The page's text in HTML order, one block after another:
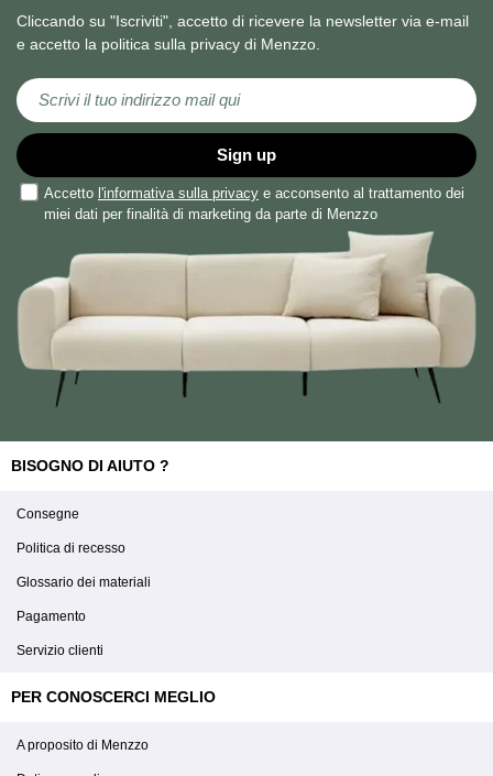
Cliccando su "Iscriviti", accetto di ricevere la newsletter via e-mail
e accetto la politica sulla privacy di Menzzo.
Iscriviti alla nostra Newsletter:
Sign up
Accetto l'informativa sulla privacy e acconsento al trattamento dei
miei dati per finalità di marketing da parte di Menzzo
BISOGNO DI AIUTO ?
Consegne
Politica di recesso
Glossario dei materiali
Pagamento
Servizio clienti
PER CONOSCERCI MEGLIO
A proposito di Menzzo